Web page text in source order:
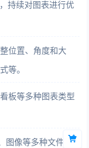
持续对图表进行优
位置、角度和大
等。
板等多种图表类型
图像等多种文件格